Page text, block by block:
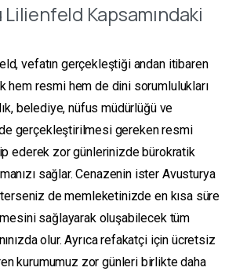
Kapsamındaki
vefatın gerçekleştiği andan itibaren
hem resmi hem de dini sorumlulukları
belediye, nüfus müdürlüğü ve
gerçekleştirilmesi gereken resmi
ederek zor günlerinizde bürokratik
sağlar. Cenazenin ister Avusturya
de memleketinizde en kısa süre
sağlayarak oluşabilecek tüm
olur. Ayrıca refakatçi için ücretsiz
kurumumuz zor günleri birlikte daha